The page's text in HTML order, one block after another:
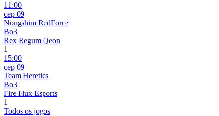
11:00
сер 09
Nongshim RedForce
Bo3
Rex Regum Qeon
1
15:00
сер 09
Team Heretics
Bo3
Fire Flux Esports
1
Todos os jogos